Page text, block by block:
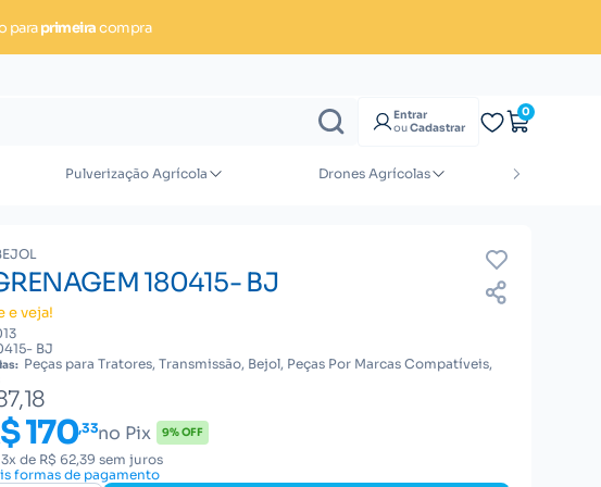
paraprimeiracompra
Entrar
ouCadastrar
0
Pulverização Agrícola Drones Agrícolas
180415- BJ
e veja!
BJ
Peças para Tratores, Transmissão, Bejol, Peças Por Marcas Compatíveis,
170,33no Pix 9% OFF
de R$ 62,39 sem juros
formas de pagamento